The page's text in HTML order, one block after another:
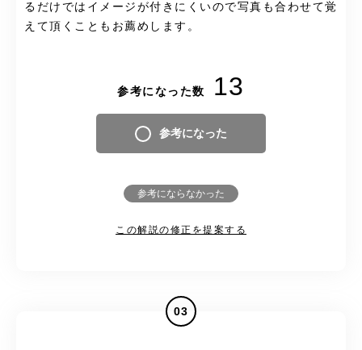
るだけではイメージが付きにくいので写真も合わせて覚
えて頂くこともお薦めします。
参考になった数 13
参考になった
参考にならなかった
この解説の修正を提案する
03